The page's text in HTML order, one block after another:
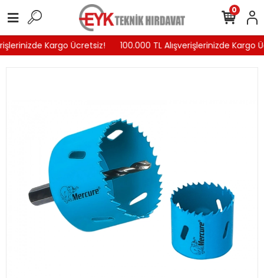
Kargo Ücretsiz! 100.000 TL Alışverişlerinizde Kargo
0